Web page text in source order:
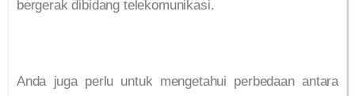
bergerak dibidang telekomunikasi.
Anda juga perlu untuk mengetahui perbedaan antara